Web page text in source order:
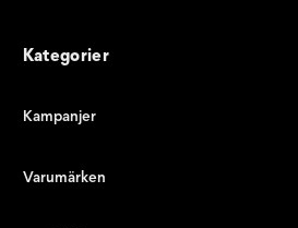
Kategorier
Kampanjer
Varumärken